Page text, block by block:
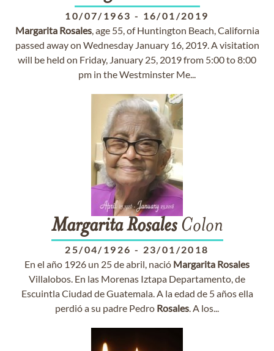
10/07/1963 - 16/01/2019
Margarita Rosales, age 55, of Huntington Beach, California
passed away on Wednesday January 16, 2019. A visitation
will be held on Friday, January 25, 2019 from 5:00 to 8:00
pm in the Westminster Me...
Margarita RosalesColon
25/04/1926 - 23/01/2018
En el año 1926 un 25 de abril, nació Margarita Rosales
Villalobos. En las Morenas Iztapa Departamento, de
Escuintla Ciudad de Guatemala. A la edad de 5 años ella
perdió a su padre Pedro Rosales. A los...